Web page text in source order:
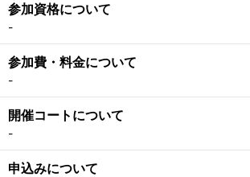
参加資格について
-
参加費・料金について
-
開催コートについて
-
申込みについて